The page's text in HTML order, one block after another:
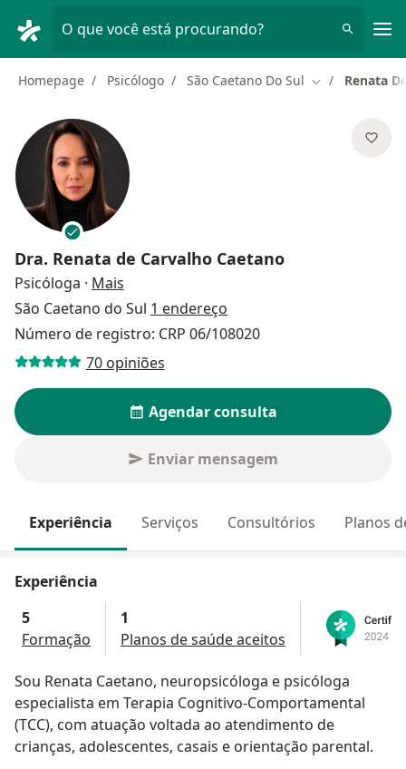
O que você está procurando?
Homepage Psicólogo São Caetano Do Sul Mudar de
Renata
Dra. Renata de Carvalho Caetano
Psicóloga · Mais
São Caetano do Sul 1 endereço
Número de registro: CRP 06/108020
70 opiniões
Agendar consulta
Enviar mensagem
Experiência Serviços Consultórios Planos
Experiência
5
Formação
1
Planos de saúde aceitos
Sou Renata Caetano, neuropsicóloga e psicóloga
especialista em Terapia Cognitivo-Comportamental
(TCC), com atuação voltada ao atendimento de
crianças, adolescentes, casais e orientação parental.